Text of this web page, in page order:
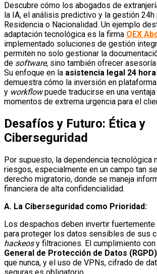
Descubre cómo los abogados de
la IA, el análisis predictivo y la gestión 24h
Residencia o Nacionalidad. Un ejemplo
adaptación tecnológica es la firma OEX
implementado soluciones de gestión
permiten no solo gestionar la
de software, sino también ofrecer
Su enfoque en la asistencia legal 24
demuestra cómo la inversión en
y workflowpuede traducirse en una
momentos de extrema urgencia para el
Desafíos y Futuro: Ética y
Ciberseguridad
Por supuesto, la dependencia tecnológica
riesgos, especialmente en un campo tan
derecho migratorio, donde se maneja
financiera de alta confidencialidad.
A. La Ciberseguridad como Prioridad:
Los despachos deben invertir
para proteger los datos sensibles de sus
hackeosy filtraciones. El cumplimiento
General de Protección de Datos (RGPD)
que nunca, y el uso de VPNs, cifrado de